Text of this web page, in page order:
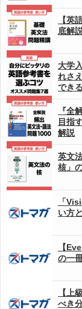
【英
底解
大学
れさ
でき
『全
目指
解説
英文
核」
「
い方
【
の一
【上
べき